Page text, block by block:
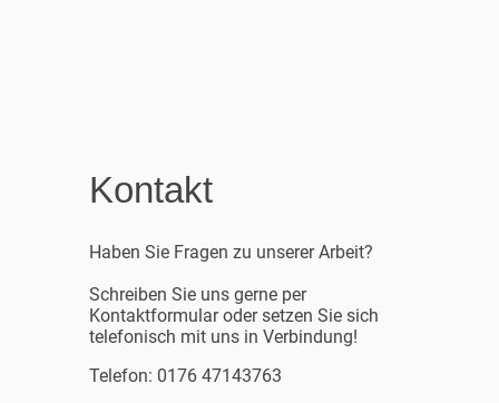
Kontakt
Haben Sie Fragen zu unserer Arbeit?
Schreiben Sie uns gerne per
Kontaktformular oder setzen Sie sich
telefonisch mit uns in Verbindung!
Telefon: 0176 47143763